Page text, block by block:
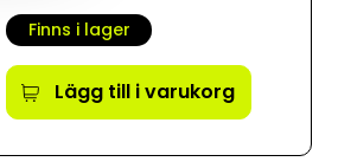
Finns i lager
Lägg till i varukorg